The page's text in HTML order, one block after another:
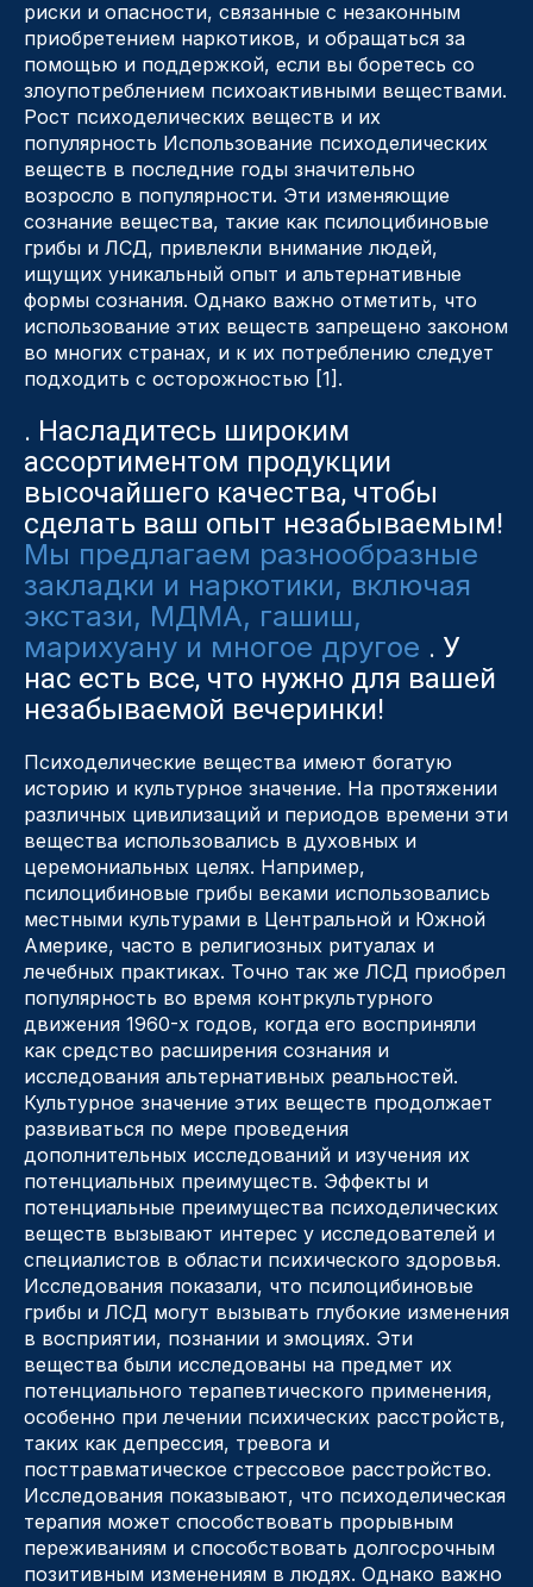
риски и опасности, связанные с незаконным
приобретением наркотиков, и обращаться за
помощью и поддержкой, если вы боретесь со
злоупотреблением психоактивными веществами.
Рост психоделических веществ и их
популярность Использование психоделических
веществ в последние годы значительно
возросло в популярности. Эти изменяющие
сознание вещества, такие как псилоцибиновые
грибы и ЛСД, привлекли внимание людей,
ищущих уникальный опыт и альтернативные
формы сознания. Однако важно отметить, что
использование этих веществ запрещено законом
во многих странах, и к их потреблению следует
подходить с осторожностью [1].
. Насладитесь широким
ассортиментом продукции
высочайшего качества, чтобы
сделать ваш опыт незабываемым!
Мы предлагаем разнообразные
закладки и наркотики, включая
экстази, МДМА, гашиш,
марихуану и многое другое . У
нас есть все, что нужно для вашей
незабываемой вечеринки!
Психоделические вещества имеют богатую
историю и культурное значение. На протяжении
различных цивилизаций и периодов времени эти
вещества использовались в духовных и
церемониальных целях. Например,
псилоцибиновые грибы веками использовались
местными культурами в Центральной и Южной
Америке, часто в религиозных ритуалах и
лечебных практиках. Точно так же ЛСД приобрел
популярность во время контркультурного
движения 1960-х годов, когда его восприняли
как средство расширения сознания и
исследования альтернативных реальностей.
Культурное значение этих веществ продолжает
развиваться по мере проведения
дополнительных исследований и изучения их
потенциальных преимуществ. Эффекты и
потенциальные преимущества психоделических
веществ вызывают интерес у исследователей и
специалистов в области психического здоровья.
Исследования показали, что псилоцибиновые
грибы и ЛСД могут вызывать глубокие изменения
в восприятии, познании и эмоциях. Эти
вещества были исследованы на предмет их
потенциального терапевтического применения,
особенно при лечении психических расстройств,
таких как депрессия, тревога и
посттравматическое стрессовое расстройство.
Исследования показывают, что психоделическая
терапия может способствовать прорывным
переживаниям и способствовать долгосрочным
позитивным изменениям в людях. Однако важно